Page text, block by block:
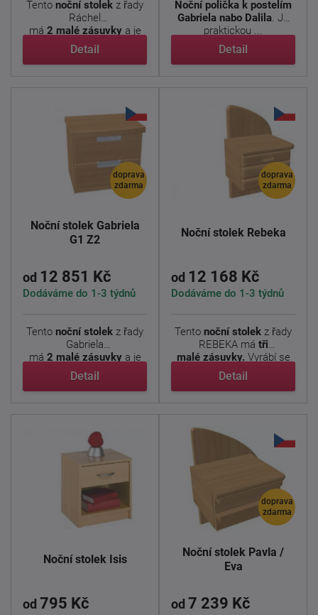
Tento noční stolek z řady
Ráchel
má 2 malé zásuvkya je
ho také možno ...
Detail
Noční polička k postelím
Gabriela nabo Dalila. Je
praktickou ...
Detail
doprava
zdarma
Noční stolek Gabriela
G1 Z2
od 12 851 Kč
Dodáváme do 1-3 týdnů
Tento noční stolek z řady
Gabriela
má 2 malé zásuvkya je
ho také ...
Detail
doprava
zdarma
Noční stolek Rebeka
od 12 168 Kč
Dodáváme do 1-3 týdnů
Tento noční stolek z řady
REBEKA má tři
malé zásuvky. Vyrábí se
ve ...
Detail
Noční stolek Isis
od 795 Kč
doprava
zdarma
Noční stolek Pavla /
Eva
od 7 239 Kč